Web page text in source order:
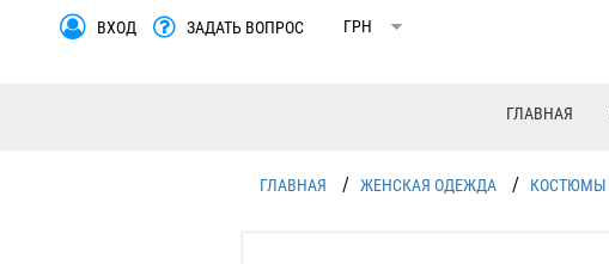
ВХОД ЗАДАТЬ ВОПРОС
ГЛАВНАЯ
ГЛАВНАЯ / ЖЕНСКАЯ ОДЕЖДА / КОСТЮМЫ